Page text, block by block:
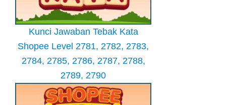
Kunci Jawaban Tebak Kata
Shopee Level 2781, 2782, 2783,
2784, 2785, 2786, 2787, 2788,
2789, 2790